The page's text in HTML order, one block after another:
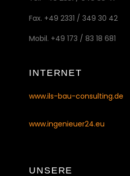
Fax. +49 2331 / 349 30 42
Mobil. +49 173 / 83 18 681
INTERNET
www.ils-bau-consulting.de
www.ingenieuer24.eu
UNSERE